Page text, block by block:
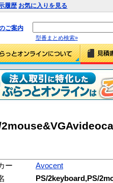
履歴 お気に入りを見る
ご案内
型番まとめ検索»
ー
Avocent
PS/2keyboard,PS/